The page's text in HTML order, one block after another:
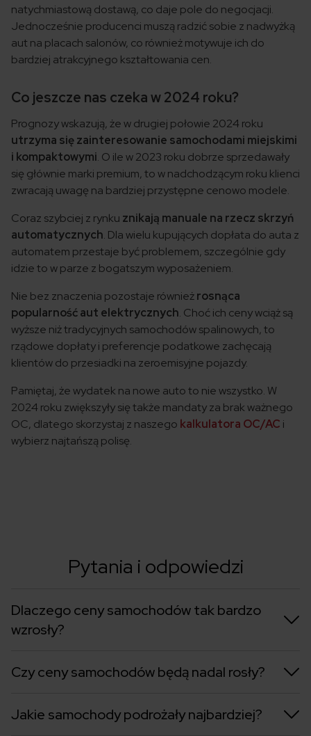
natychmiastową dostawą, co daje pole do negocjacji.
Jednocześnie producenci muszą radzić sobie z nadwyżką
aut na placach salonów, co również motywuje ich do
bardziej atrakcyjnego kształtowania cen.
Co jeszcze nas czeka w 2024 roku?
Prognozy wskazują, że w drugiej połowie 2024 roku
utrzyma się zainteresowanie samochodami miejskimi
i kompaktowymi. O ile w 2023 roku dobrze sprzedawały
się głównie marki premium, to w nadchodzącym roku klienci
zwracają uwagę na bardziej przystępne cenowo modele.
Coraz szybciej z rynku znikają manuale na rzecz skrzyń
automatycznych. Dla wielu kupujących dopłata do auta z
automatem przestaje być problemem, szczególnie gdy
idzie to w parze z bogatszym wyposażeniem.
Nie bez znaczenia pozostaje równieżrosnąca
popularność aut elektrycznych. Choć ich ceny wciąż są
wyższe niż tradycyjnych samochodów spalinowych, to
rządowe dopłaty i preferencje podatkowe zachęcają
klientów do przesiadki na zeroemisyjne pojazdy.
Pamiętaj, że wydatek na nowe auto to nie wszystko. W
2024 roku zwiększyły się także mandaty za brak ważnego
OC, dlatego skorzystaj z naszego kalkulatora OC/AC i
wybierz najtańszą polisę.
Pytania i odpowiedzi
Dlaczego ceny samochodów tak bardzo
wzrosły?
Czy ceny samochodów będą nadal rosły?
Jakie samochody podrożały najbardziej?